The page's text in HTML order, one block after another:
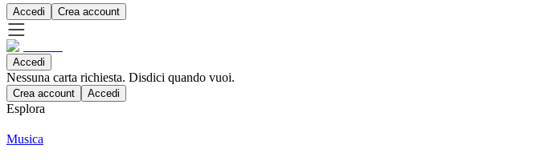
Accedi Crea account
Accedi
Nessuna carta richiesta. Disdici quando vuoi.
Crea account Accedi
Esplora
Musica